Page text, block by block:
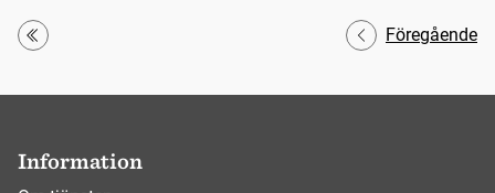
Första
Föregående
Information